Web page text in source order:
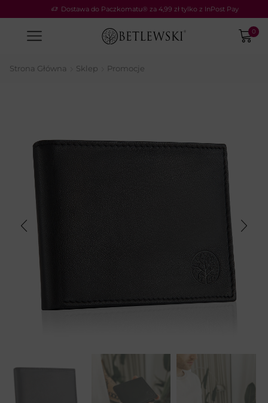
Dostawa do Paczkomatu® za 4,99 zł tylko z InPost Pay
0
Strona Główna Sklep Promocje